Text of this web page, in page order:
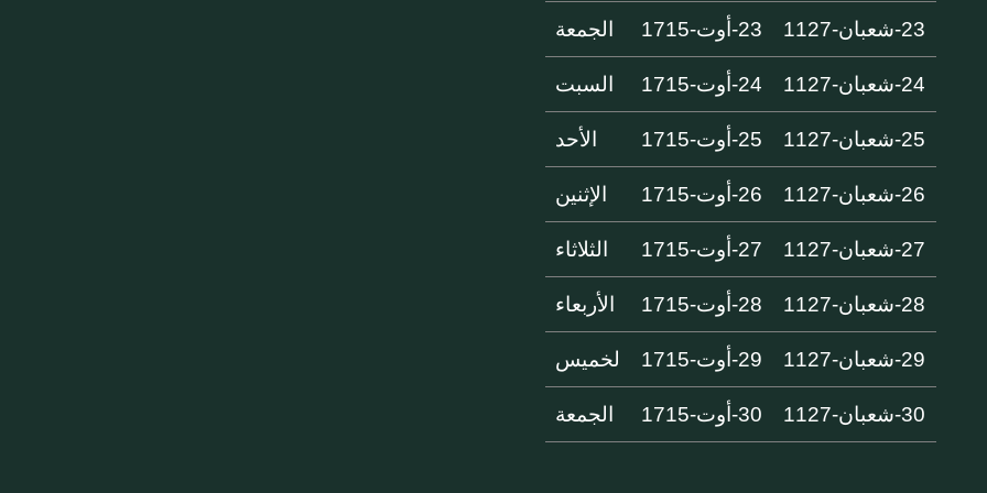
23-شعبان-1127 23-أوت-1715 الجمعة
24-شعبان-1127 24-أوت-1715 السبت
25-شعبان-1127 25-أوت-1715 الأحد
26-شعبان-1127 26-أوت-1715 الإثنين
27-شعبان-1127 27-أوت-1715 الثلاثاء
28-شعبان-1127 28-أوت-1715 الأربعاء
29-شعبان-1127 29-أوت-1715 لخميس
30-شعبان-1127 30-أوت-1715 الجمعة